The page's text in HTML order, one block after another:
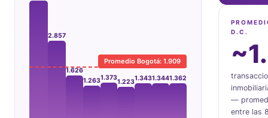
2.857
1.626
1.2631.373
1.2231.3431.3441.362
Promedio Bogotá: 1.909
D.C.
—
entre las